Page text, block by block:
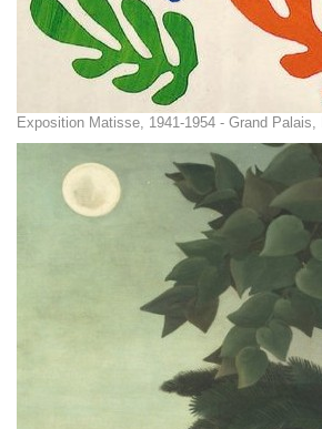
Exposition Matisse, 1941-1954 - Grand Palais,